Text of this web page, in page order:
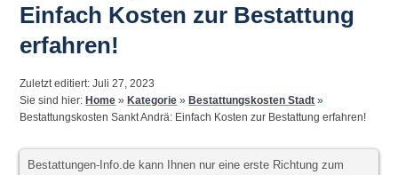
Einfach Kosten zur Bestattung
erfahren!
Zuletzt editiert: Juli 27, 2023
Sie sind hier:Home »Kategorie »Bestattungskosten Stadt »
Bestattungskosten Sankt Andrä: Einfach Kosten zur Bestattung erfahren!
Bestattungen-Info.de kann Ihnen nur eine erste Richtung zum